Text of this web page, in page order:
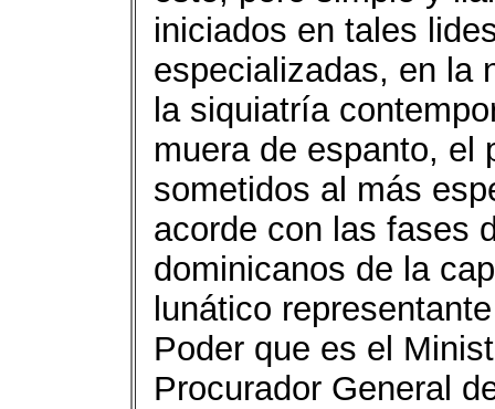
iniciados en tales
especializadas, en la
la siquiatría
muera de espanto, el
sometidos al más
acorde con las fases
dominicanos de la
lunático
Poder que es el
Procurador General